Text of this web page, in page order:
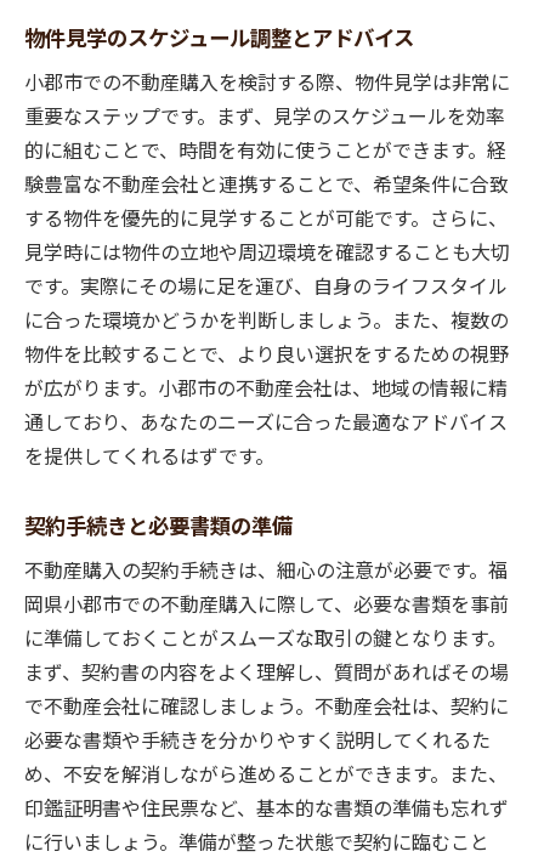
物件見学のスケジュール調整とアドバイス
小郡市での不動産購入を検討する際、物件見学は非常に
重要なステップです。まず、見学のスケジュールを効率
的に組むことで、時間を有効に使うことができます。経
験豊富な不動産会社と連携することで、希望条件に合致
する物件を優先的に見学することが可能です。さらに、
見学時には物件の立地や周辺環境を確認することも大切
です。実際にその場に足を運び、自身のライフスタイル
に合った環境かどうかを判断しましょう。また、複数の
物件を比較することで、より良い選択をするための視野
が広がります。小郡市の不動産会社は、地域の情報に精
通しており、あなたのニーズに合った最適なアドバイス
を提供してくれるはずです。
契約手続きと必要書類の準備
不動産購入の契約手続きは、細心の注意が必要です。福
岡県小郡市での不動産購入に際して、必要な書類を事前
に準備しておくことがスムーズな取引の鍵となります。
まず、契約書の内容をよく理解し、質問があればその場
で不動産会社に確認しましょう。不動産会社は、契約に
必要な書類や手続きを分かりやすく説明してくれるた
め、不安を解消しながら進めることができます。また、
印鑑証明書や住民票など、基本的な書類の準備も忘れず
に行いましょう。準備が整った状態で契約に臨むこと